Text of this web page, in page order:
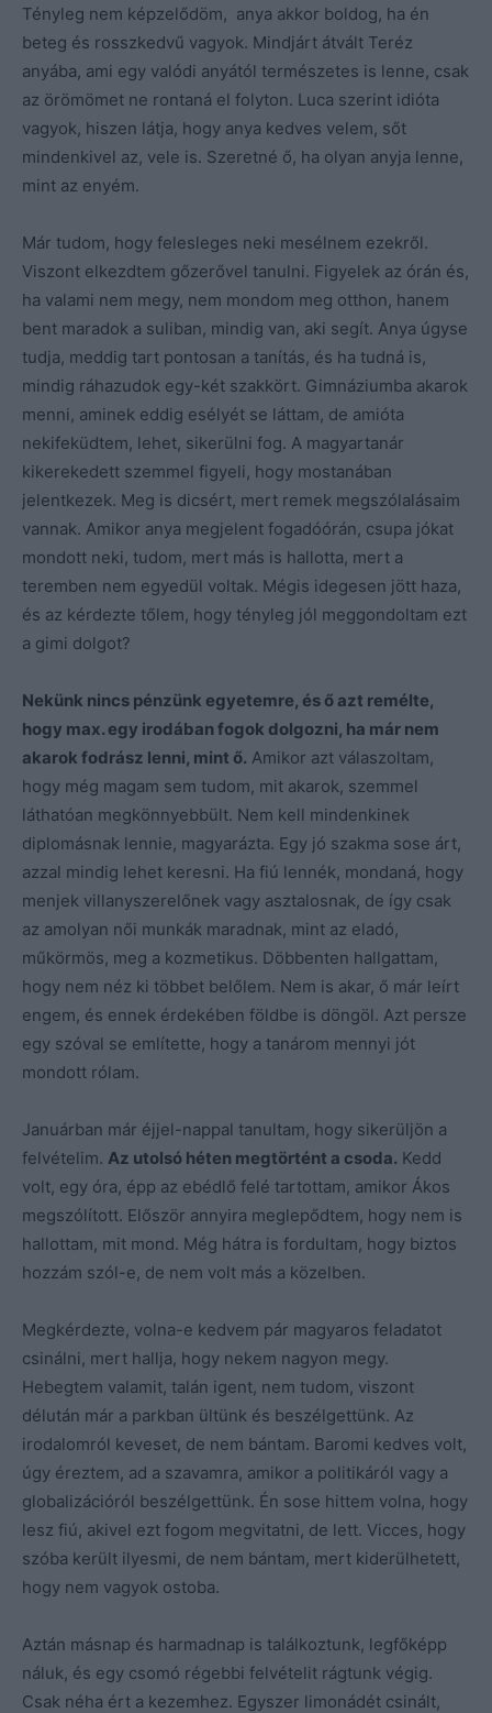
Tényleg nem képzelődöm, anya akkor boldog, ha én
beteg és rosszkedvű vagyok. Mindjárt átvált Teréz
anyába, ami egy valódi anyától természetes is lenne, csak
az örömömet ne rontaná el folyton. Luca szerint idióta
vagyok, hiszen látja, hogy anya kedves velem, sőt
mindenkivel az, vele is. Szeretné ő, ha olyan anyja lenne,
mint az enyém.
Már tudom, hogy felesleges neki mesélnem ezekről.
Viszont elkezdtem gőzerővel tanulni. Figyelek az órán és,
ha valami nem megy, nem mondom meg otthon, hanem
bent maradok a suliban, mindig van, aki segít. Anya úgyse
tudja, meddig tart pontosan a tanítás, és ha tudná is,
mindig ráhazudok egy-két szakkört. Gimnáziumba akarok
menni, aminek eddig esélyét se láttam, de amióta
nekifeküdtem, lehet, sikerülni fog. A magyartanár
kikerekedett szemmel figyeli, hogy mostanában
jelentkezek. Meg is dicsért, mert remek megszólalásaim
vannak. Amikor anya megjelent fogadóórán, csupa jókat
mondott neki, tudom, mert más is hallotta, mert a
teremben nem egyedül voltak. Mégis idegesen jött haza,
és az kérdezte tőlem, hogy tényleg jól meggondoltam ezt
a gimi dolgot?
Nekünk nincs pénzünk egyetemre, és ő azt remélte,
hogy max. egy irodában fogok dolgozni, ha már nem
akarok fodrász lenni, mint ő. Amikor azt válaszoltam,
hogy még magam sem tudom, mit akarok, szemmel
láthatóan megkönnyebbült. Nem kell mindenkinek
diplomásnak lennie, magyarázta. Egy jó szakma sose árt,
azzal mindig lehet keresni. Ha fiú lennék, mondaná, hogy
menjek villanyszerelőnek vagy asztalosnak, de így csak
az amolyan női munkák maradnak, mint az eladó,
műkörmös, meg a kozmetikus. Döbbenten hallgattam,
hogy nem néz ki többet belőlem. Nem is akar, ő már leírt
engem, és ennek érdekében földbe is döngöl. Azt persze
egy szóval se említette, hogy a tanárom mennyi jót
mondott rólam.
Januárban már éjjel-nappal tanultam, hogy sikerüljön a
felvételim. Az utolsó héten megtörtént a csoda. Kedd
volt, egy óra, épp az ebédlő felé tartottam, amikor Ákos
megszólított. Először annyira meglepődtem, hogy nem is
hallottam, mit mond. Még hátra is fordultam, hogy biztos
hozzám szól-e, de nem volt más a közelben.
Megkérdezte, volna-e kedvem pár magyaros feladatot
csinálni, mert hallja, hogy nekem nagyon megy.
Hebegtem valamit, talán igent, nem tudom, viszont
délután már a parkban ültünk és beszélgettünk. Az
irodalomról keveset, de nem bántam. Baromi kedves volt,
úgy éreztem, ad a szavamra, amikor a politikáról vagy a
globalizációról beszélgettünk. Én sose hittem volna, hogy
lesz fiú, akivel ezt fogom megvitatni, de lett. Vicces, hogy
szóba került ilyesmi, de nem bántam, mert kiderülhetett,
hogy nem vagyok ostoba.
Aztán másnap és harmadnap is találkoztunk, legfőképp
náluk, és egy csomó régebbi felvételit rágtunk végig.
Csak néha ért a kezemhez. Egyszer limonádét csinált,